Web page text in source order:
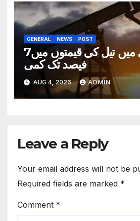
GENERAL NEWS POST
عالمی منڈی میں تیل کی قیمتوں میں7
فیصد تک کمی
AUG 4, 2026 ADMIN
Leave a Reply
Your email address will not be
Required fields are marked *
Comment *